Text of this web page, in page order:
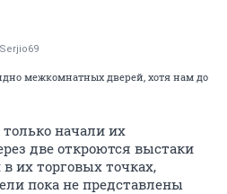
Serjio69
межкомнатных дверей, хотя нам до
только начали их
две откроются выстаки
их торговых точках,
пока не представлены